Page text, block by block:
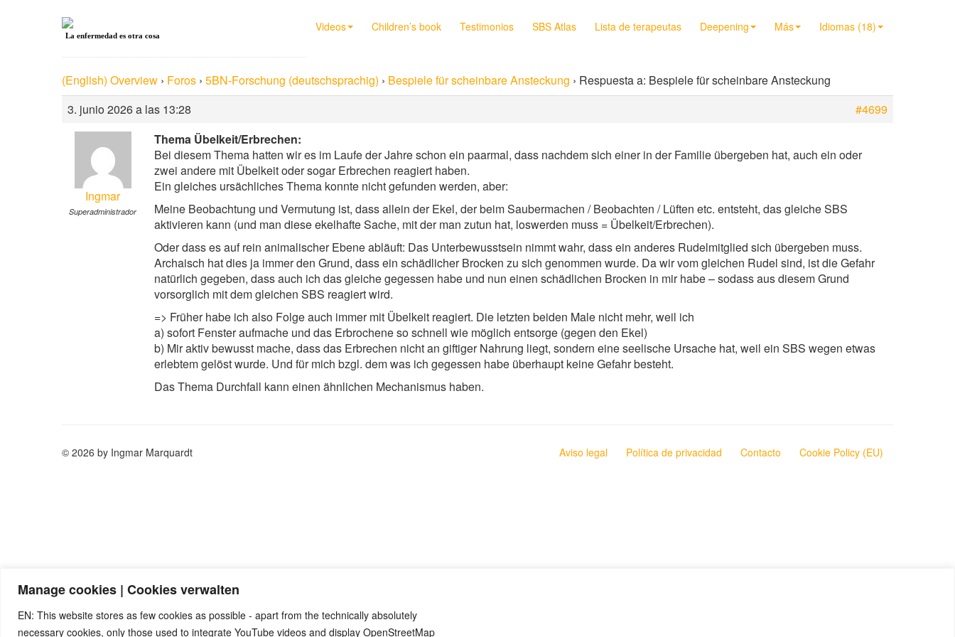
Manage cookies | Cookies verwalten
EN: This website stores as few cookies as possible - apart from the technically absolutely
necessary cookies, only those used to integrate YouTube videos and display OpenStreetMap
Videos Children’s book Testimonios SBS Atlas Lista de terapeutas Deepening Más Idiomas (18)
La enfermedad es otra cosa
(English) Overview › Foros › 5BN-Forschung (deutschsprachig) › Bespiele für scheinbare Ansteckung › Respuesta a: Bespiele für scheinbare Ansteckung
3. junio 2026 a las 13:28
#4699
Ingmar
Superadministrador
Thema Übelkeit/Erbrechen:
Bei diesem Thema hatten wir es im Laufe der Jahre schon ein paarmal, dass nachdem sich einer in der Familie übergeben hat, auch ein oder
zwei andere mit Übelkeit oder sogar Erbrechen reagiert haben.
Ein gleiches ursächliches Thema konnte nicht gefunden werden, aber:
Meine Beobachtung und Vermutung ist, dass allein der Ekel, der beim Saubermachen / Beobachten / Lüften etc. entsteht, das gleiche SBS
aktivieren kann (und man diese ekelhafte Sache, mit der man zutun hat, loswerden muss = Übelkeit/Erbrechen).
Oder dass es auf rein animalischer Ebene abläuft: Das Unterbewusstsein nimmt wahr, dass ein anderes Rudelmitglied sich übergeben muss.
Archaisch hat dies ja immer den Grund, dass ein schädlicher Brocken zu sich genommen wurde. Da wir vom gleichen Rudel sind, ist die Gefahr
natürlich gegeben, dass auch ich das gleiche gegessen habe und nun einen schädlichen Brocken in mir habe – sodass aus diesem Grund
vorsorglich mit dem gleichen SBS reagiert wird.
=> Früher habe ich also Folge auch immer mit Übelkeit reagiert. Die letzten beiden Male nicht mehr, weil ich
a) sofort Fenster aufmache und das Erbrochene so schnell wie möglich entsorge (gegen den Ekel)
b) Mir aktiv bewusst mache, dass das Erbrechen nicht an giftiger Nahrung liegt, sondern eine seelische Ursache hat, weil ein SBS wegen etwas
erlebtem gelöst wurde. Und für mich bzgl. dem was ich gegessen habe überhaupt keine Gefahr besteht.
Das Thema Durchfall kann einen ähnlichen Mechanismus haben.
© 2026 by Ingmar Marquardt Aviso legal Política de privacidad Contacto Cookie Policy (EU)